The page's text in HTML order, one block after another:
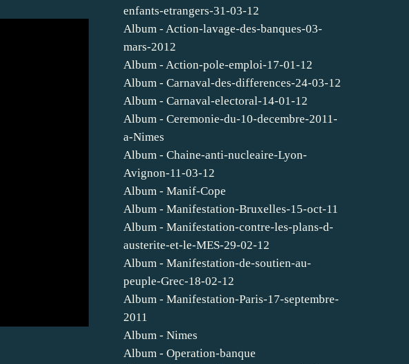
enfants-etrangers-31-03-12
Album - Action-lavage-des-banques-03-
mars-2012
Album - Action-pole-emploi-17-01-12
Album - Carnaval-des-differences-24-03-12
Album - Carnaval-electoral-14-01-12
Album - Ceremonie-du-10-decembre-2011-
a-Nimes
Album - Chaine-anti-nucleaire-Lyon-
Avignon-11-03-12
Album - Manif-Cope
Album - Manifestation-Bruxelles-15-oct-11
Album - Manifestation-contre-les-plans-d-
austerite-et-le-MES-29-02-12
Album - Manifestation-de-soutien-au-
peuple-Grec-18-02-12
Album - Manifestation-Paris-17-septembre-
2011
Album - Nimes
Album - Operation-banque